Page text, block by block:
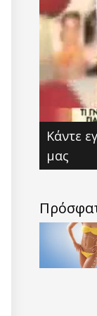
Κάντε
μας